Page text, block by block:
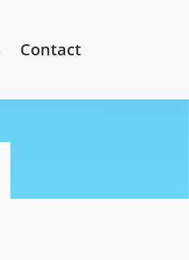
Contact